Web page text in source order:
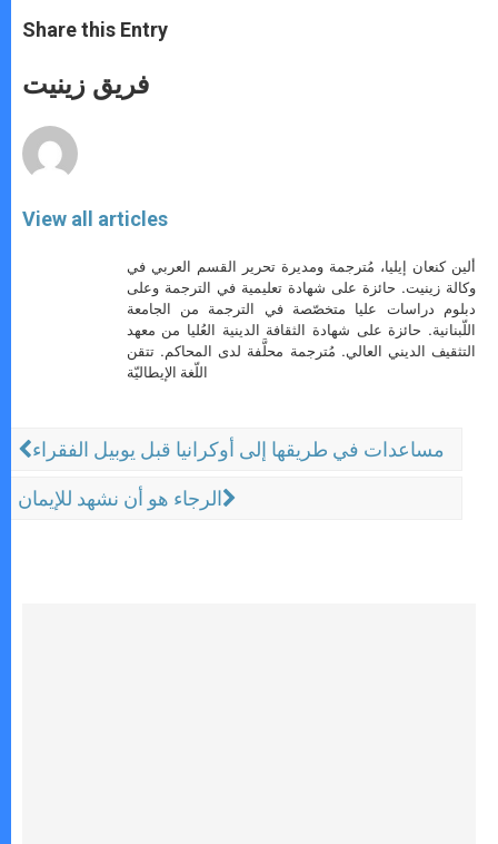
t
s
p
p
s
e
g
e
e
b
o
k
Share this Entry
فريق زينيت
View all articles
ألين كنعان إيليا، مُترجمة ومديرة تحرير القسم العربي في
وكالة زينيت. حائزة على شهادة تعليمية في الترجمة وعلى
دبلوم دراسات عليا متخصّصة في الترجمة من الجامعة
اللّبنانية. حائزة على شهادة الثقافة الدينية العُليا من معهد
التثقيف الديني العالي. مُترجمة محلَّفة لدى المحاكم. تتقن
اللّغة الإيطاليّة
مساعدات في طريقها إلى أوكرانيا قبل يوبيل الفقراء
الرجاء هو أن نشهد للإيمان